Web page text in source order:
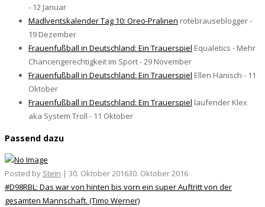
- 12 Januar
Madlventskalender Tag 10: Oreo-Pralinen rotebrauseblogger -
19 Dezember
Frauenfußball in Deutschland: Ein Trauerspiel Equaletics - Mehr
Chancengerechtigkeit im Sport - 29 November
Frauenfußball in Deutschland: Ein Trauerspiel Ellen Hanisch - 11
Oktober
Frauenfußball in Deutschland: Ein Trauerspiel laufender Klex
aka System Troll - 11 Oktober
Passend dazu
Posted by Stein | 30. Oktober 201630. Oktober 2016
#D98RBL: Das war von hinten bis vorn ein super Auftritt von der
gesamten Mannschaft. (Timo Werner)